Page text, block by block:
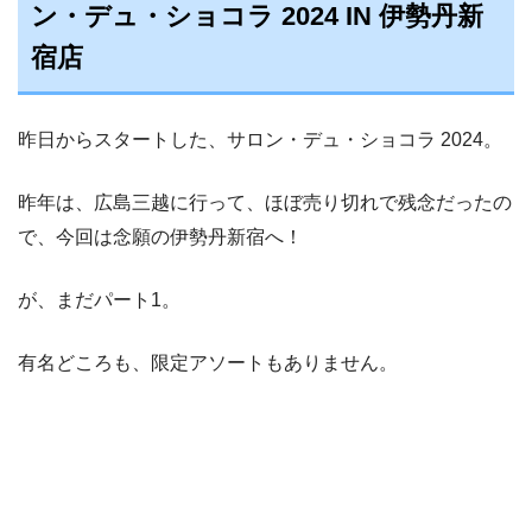
ン・デュ・ショコラ 2024 IN 伊勢丹新
宿店
昨日からスタートした、サロン・デュ・ショコラ 2024。
昨年は、広島三越に行って、ほぼ売り切れで残念だったの
で、今回は念願の伊勢丹新宿へ！
が、まだパート1。
有名どころも、限定アソートもありません。